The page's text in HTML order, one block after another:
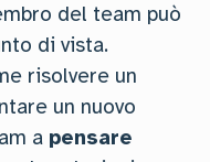
del team può
di vista.
risolvere un
un nuovo
a pensare